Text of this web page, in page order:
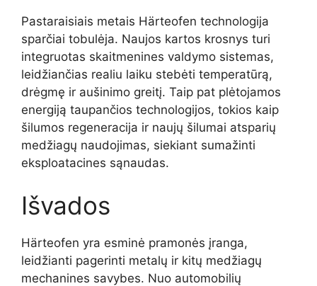
Pastaraisiais metais Härteofen technologija
sparčiai tobulėja. Naujos kartos krosnys turi
integruotas skaitmenines valdymo sistemas,
leidžiančias realiu laiku stebėti temperatūrą,
drėgmę ir aušinimo greitį. Taip pat plėtojamos
energiją taupančios technologijos, tokios kaip
šilumos regeneracija ir naujų šilumai atsparių
medžiagų naudojimas, siekiant sumažinti
eksploatacines sąnaudas.
Išvados
Härteofen yra esminė pramonės įranga,
leidžianti pagerinti metalų ir kitų medžiagų
mechanines savybes. Nuo automobilių